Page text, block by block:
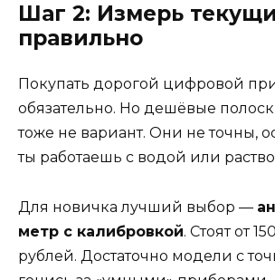
Шаг 2: Измерь
правильно
Покупать дорогой цифровой
обязательно. Но дешёвые
тоже не вариант. Они не точны,
ты работаешь с водой или
Для новичка лучший выбор —
метр с калибровкой. Стоят от
рублей. Достаточно модели с